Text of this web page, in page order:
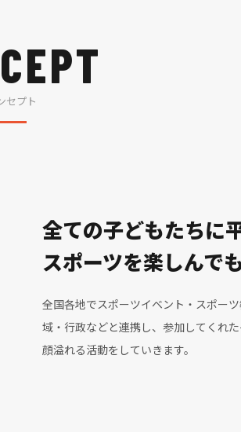
セプト
全ての子どもたちに
スポーツを楽しんでも
全国各地でスポーツイベント・スポー
域・行政などと連携し、参加してくれ
顔溢れる活動をしていきます。